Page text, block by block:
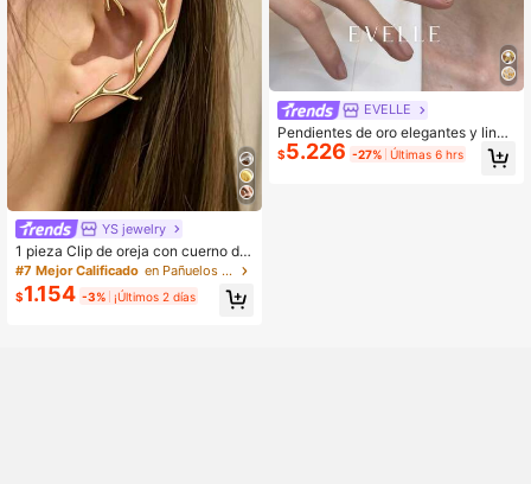
YS jewelry
1 pieza Clip de oreja con cuerno de
ciervo geométrico, joyería versátil
minimalista de tono dorado elegant
e, accesorio de joyería para estudia
#7 Mejor Calificado en Pañuelos para las orejas para mujer
$1.154 -3% ¡Últimos 2 días
EVELLE
Pendientes de oro elegantes y lindo
s, chapados en cobre y oro de 18K,
adecuados para uso diario y fiestas
$5.226 -27% Últimas 6 hrs